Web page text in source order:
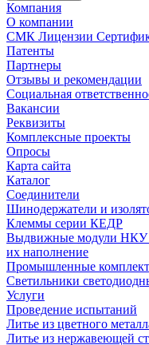
Компания
О компании
СМК Лицензии
Патенты
Партнеры
Отзывы и рекомендации
Социальная
Вакансии
Реквизиты
Комплексные проекты
Опросы
Карта сайта
Каталог
Соединители
Шинодержатели и
Клеммы серии КЕДР
Выдвижные модули НКУ
их наполнение
Промышленные
Светильники
Услуги
Проведение испытаний
Литье из цветного
Литье из нержавеющей